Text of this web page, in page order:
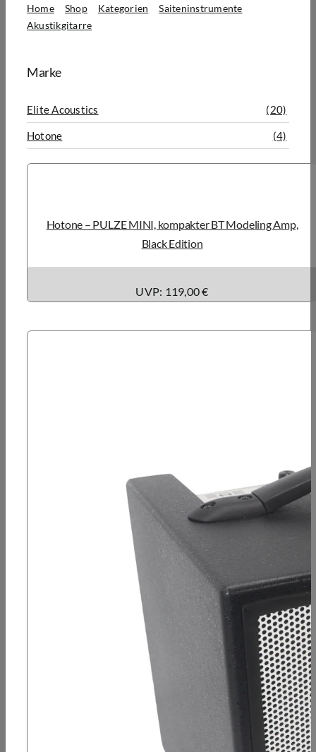
Home Shop Kategorien
Saiteninstrumente
Akustikgitarre
Marke
Elite Acoustics (20)
Hotone (4)
Hotone – PULZE MINI, kompakter BT Modeling Amp,
Black Edition
UVP: 119,00 €